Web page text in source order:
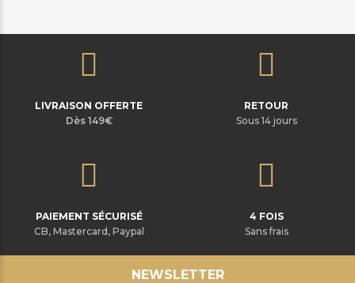
LIVRAISON OFFERTE
Dès 149€
RETOUR
Sous 14 jours
PAIEMENT SÉCURISÉ
CB, Mastercard, Paypal
4 FOIS
Sans frais
NEWSLETTER